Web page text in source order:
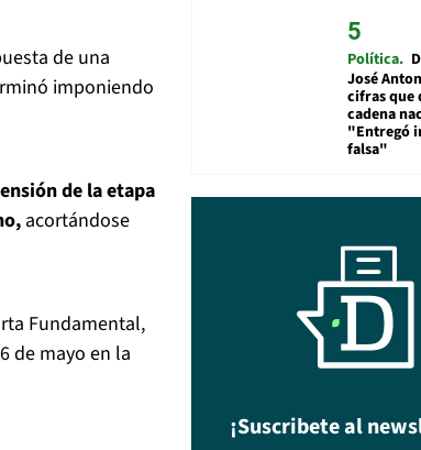
de una
imponiendo
de la etapa
acortándose
Fundamental,
de mayo en la
Política
José
cifras que
cadena
"Entregó
falsa"
¡Suscribete al